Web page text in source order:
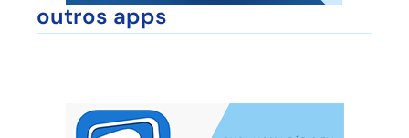
outros apps